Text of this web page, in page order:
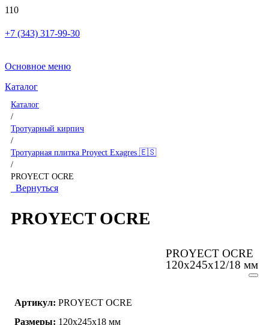
+7 (343) 317-99-30
Основное меню
Каталог
Каталог
/
Тротуарный кирпич
/
Тротуарная плитка Proyect Exagres 🇪🇸
/
PROYECT OCRE
Вернуться
PROYECT OCRE
PROYECT OCRE
120x245x12/18 мм
Артикул: PROYECT OCRE
Размеры: 120x245x18 мм